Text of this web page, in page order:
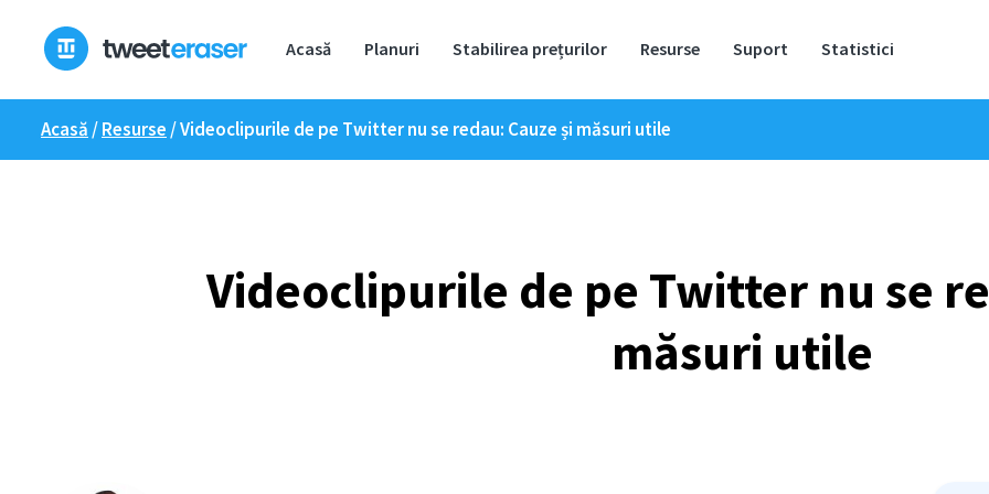
conținut
Acasă Planuri Stabilirea prețurilor Resurse Suport Statistici
Acasă /Resurse /Videoclipurile de pe Twitter nu se redau: Cauze și măsuri utile
Videoclipurile de pe Twitter nu se
măsuri utile